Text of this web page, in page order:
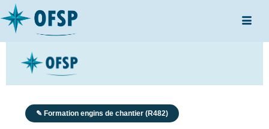
✎ Formation engins de chantier (R482)